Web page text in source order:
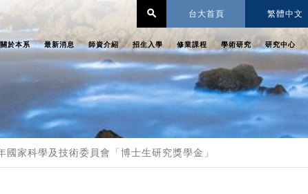
台大首頁
search 繁體中文
關於本系 最新消息 師資介紹 招生入學 修業課程 學術研究 研究中心
家科學及技術委員會「博士生研究獎學金」